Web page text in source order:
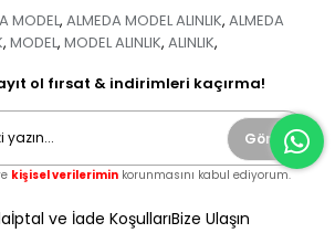
MODEL, ALMEDA MODEL ALINLIK, ALMEDA
, MODEL, MODEL ALINLIK, ALINLIK,
ol fırsat & indirimleri kaçırma!
Gönder
kişisel verilerimin korunmasını kabul ediyorum.
İptal ve İade KoşullarıBize Ulaşın